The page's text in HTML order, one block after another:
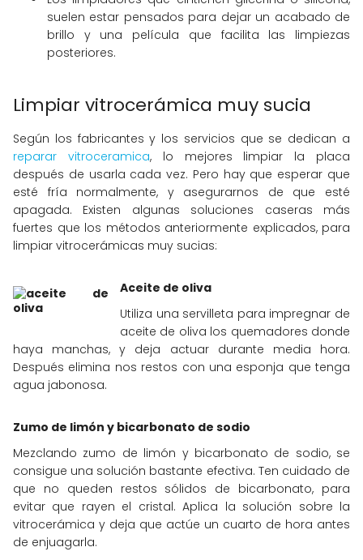
suelen estar pensados para dejar un acabado de
brillo y una película que facilita las limpiezas
posteriores.
Limpiar vitrocerámica muy sucia
Según los fabricantes y los servicios que se dedican a
reparar vitroceramica, lo mejores limpiar la placa
después de usarla cada vez. Pero hay que esperar que
esté fría normalmente, y asegurarnos de que esté
apagada. Existen algunas soluciones caseras más
fuertes que los métodos anteriormente explicados, para
limpiar vitrocerámicas muy sucias:
Aceite de oliva
Utiliza una servilleta para impregnar de
aceite de oliva los quemadores donde
haya manchas, y deja actuar durante media hora.
Después elimina nos restos con una esponja que tenga
agua jabonosa.
Zumo de limón y bicarbonato de sodio
Mezclando zumo de limón y bicarbonato de sodio, se
consigue una solución bastante efectiva. Ten cuidado de
que no queden restos sólidos de bicarbonato, para
evitar que rayen el cristal. Aplica la solución sobre la
vitrocerámica y deja que actúe un cuarto de hora antes
de enjuagarla.